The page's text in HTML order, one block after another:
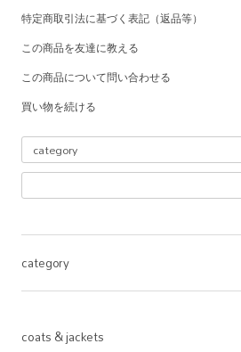
特定商取引法に基づく表記（返品等）
この商品を友達に教える
この商品について問い合わせる
買い物を続ける
category
coats & jackets